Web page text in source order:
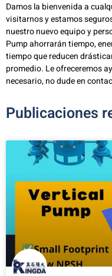
Damos la bienvenida a
visitarnos y estamos
nuestro nuevo equipo y
Pump ahorrarán tiempo,
tiempo que reducen
promedio. Le ofreceremos
necesario, no dude en
Publicaciones